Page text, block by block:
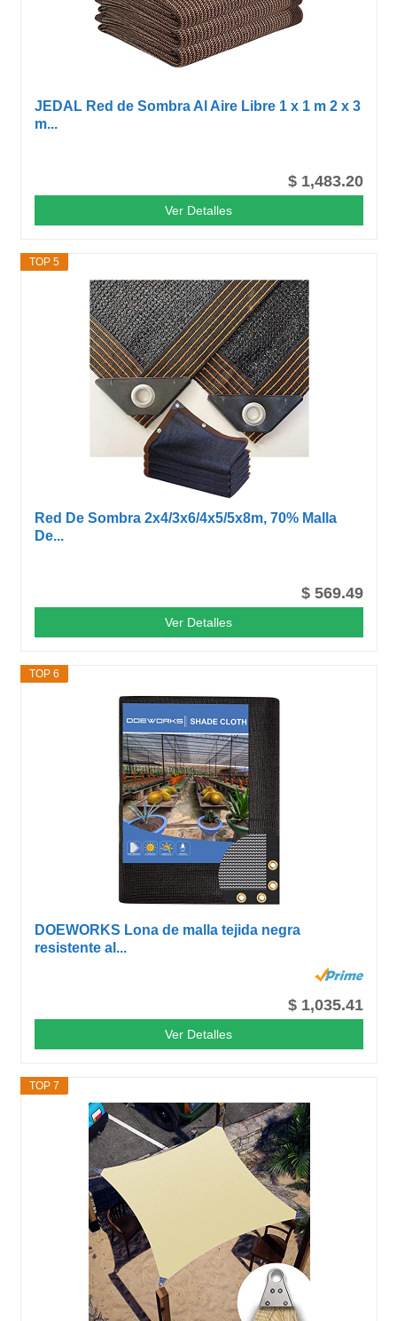
JEDAL Red de Sombra Al Aire Libre 1 x 1 m 2 x 3
m...
$ 1,483.20
Ver Detalles
TOP 5
Red De Sombra 2x4/3x6/4x5/5x8m, 70% Malla
De...
$ 569.49
Ver Detalles
TOP 6
DOEWORKS Lona de malla tejida negra
resistente al...
$ 1,035.41
Ver Detalles
TOP 7